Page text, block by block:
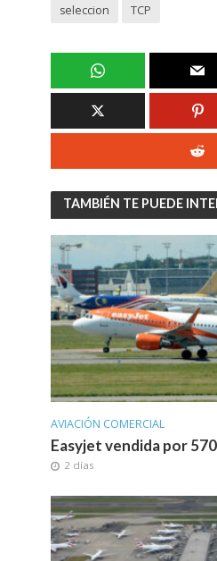
seleccion
TCP
TAMBIÉN TE PUEDE
AVIACIÓN COMERCIAL
Easyjet vendida por
2 días